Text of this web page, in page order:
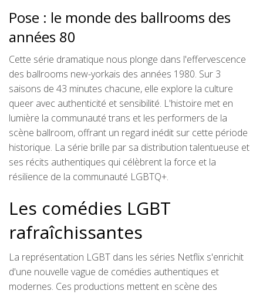
Pose : le monde des ballrooms des
années 80
Cette série dramatique nous plonge dans l'effervescence
des ballrooms new-yorkais des années 1980. Sur 3
saisons de 43 minutes chacune, elle explore la culture
queer avec authenticité et sensibilité. L'histoire met en
lumière la communauté trans et les performers de la
scène ballroom, offrant un regard inédit sur cette période
historique. La série brille par sa distribution talentueuse et
ses récits authentiques qui célèbrent la force et la
résilience de la communauté LGBTQ+.
Les comédies LGBT
rafraîchissantes
La représentation LGBT dans les séries Netflix s'enrichit
d'une nouvelle vague de comédies authentiques et
modernes. Ces productions mettent en scène des